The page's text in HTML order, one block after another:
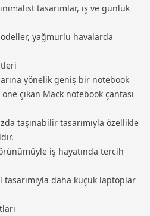
tasarımlar, iş ve günlük
yağmurlu havalarda
yönelik geniş bir notebook
çıkan Mack notebook çantası
taşınabilir tasarımıyla özellikle
iş hayatında tercih
tasarımıyla daha küçük laptoplar